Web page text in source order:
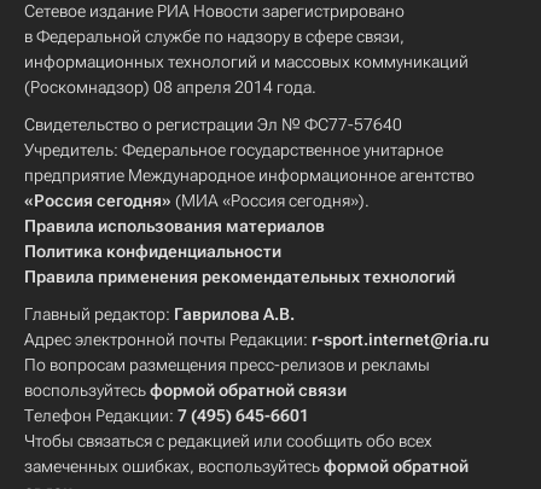
Сетевое издание РИА Новости зарегистрировано
в Федеральной службе по надзору в сфере связи,
информационных технологий и массовых коммуникаций
(Роскомнадзор) 08 апреля 2014 года.
Свидетельство о регистрации Эл № ФС77-57640
Учредитель: Федеральное государственное унитарное
предприятие Международное информационное агентство
«Россия сегодня» (МИА «Россия сегодня»).
Правила использования материалов
Политика конфиденциальности
Правила применения рекомендательных технологий
Главный редактор: Гаврилова А.В.
Адрес электронной почты Редакции: r-sport.internet@ria.ru
По вопросам размещения пресс-релизов и рекламы
воспользуйтесьформой обратной связи
Телефон Редакции: 7 (495) 645-6601
Чтобы связаться с редакцией или сообщить обо всех
замеченных ошибках, воспользуйтесьформой обратной